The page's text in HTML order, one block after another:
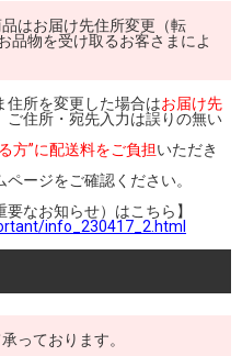
はお届け先住所変更（転
品物を受け取るお客さまによ
所を変更した場合はお届け先
ご住所・宛先入力は誤りの無い
方”に配送料をご負担いただき
ージをご確認ください。
なお知らせ）はこちら】
info_230417_2.html
っております。